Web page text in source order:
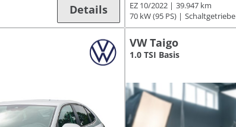
Details EZ 10/2022
39.947 km
70 kW (95 PS)
Schaltgetriebe
VW Taigo
1.0 TSI Basis